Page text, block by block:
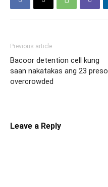
Previous article
Bacoor detention cell kung
saan nakatakas ang 23 preso
overcrowded
Leave a Reply